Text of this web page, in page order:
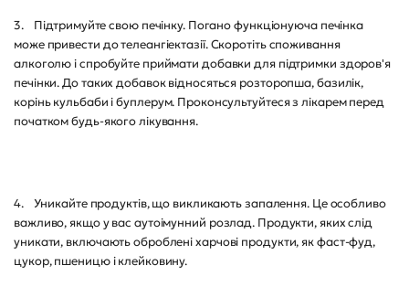
3. Підтримуйте свою печінку. Погано функціонуюча печінка
може привести до телеангіектазії. Скоротіть споживання
алкоголю і спробуйте приймати добавки для підтримки здоров'я
печінки. До таких добавок відносяться розторопша, базилік,
корінь кульбаби і буплерум. Проконсультуйтеся з лікарем перед
початком будь-якого лікування.
4. Уникайте продуктів, що викликають запалення. Це особливо
важливо, якщо у вас аутоімунний розлад. Продукти, яких слід
уникати, включають оброблені харчові продукти, як фаст-фуд,
цукор, пшеницю і клейковину.